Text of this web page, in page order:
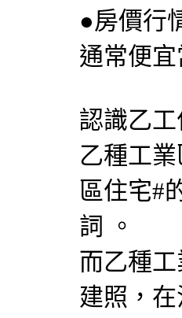
●房價行
通常便
認識乙工
乙種工
區住宅#
詞 。
而乙種
建照，